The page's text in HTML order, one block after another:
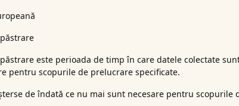
este perioada de timp în care datele colectate
pentru scopurile de prelucrare specificate.
de îndată ce nu mai sunt necesare pentru scopurile